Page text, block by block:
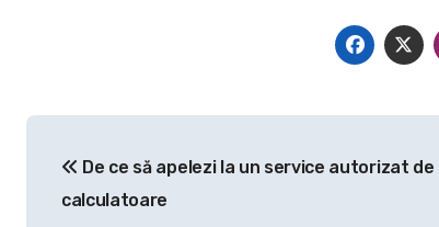
De ce să apelezi la un service autorizat
calculatoare